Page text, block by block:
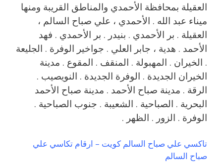
العقيلة بمحافظة الأحمدي والمناطق القريبة ‎ومنها
ميناء عبد الله . الأحمدي ، علي صباح السالم ،
العقيلة . بر الأحمدي . بنيدر . بر الأحمدي . فهد
الأحمد . هدية ، جابر العلي . جواخير الوفرة . الجليعة
. الخيران . المهبولة . المنقف . المقوع . مدينة
الخيران الجديدة . الوفرة الجديدة . النويصيب .
الرقة . مدينة صباح الأحمد . مدينة صباح الأحمد
البحرية . الصباحية . الشعيبة . جنوب الصباحية .
الوفرة . الزور . الظهر .
تاكسي علي صباح السالم كويت – ارقام تكاسي علي
صباح السالم